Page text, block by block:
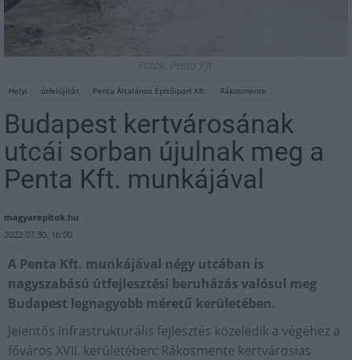
Fotók: Penta Kft.
Helyi útfelújítás Penta Általános Építőipari Kft. Rákosmente
Budapest kertvárosának
utcái sorban újulnak meg a
Penta Kft. munkájával
magyarepitok.hu
2022.07.30. 16:00
A Penta Kft. munkájával négy utcában is
nagyszabású útfejlesztési beruházás valósul meg
Budapest legnagyobb méretű kerületében.
Jelentős infrastrukturális fejlesztés közeledik a végéhez a
főváros XVII. kerületében: Rákosmente kertvárosias